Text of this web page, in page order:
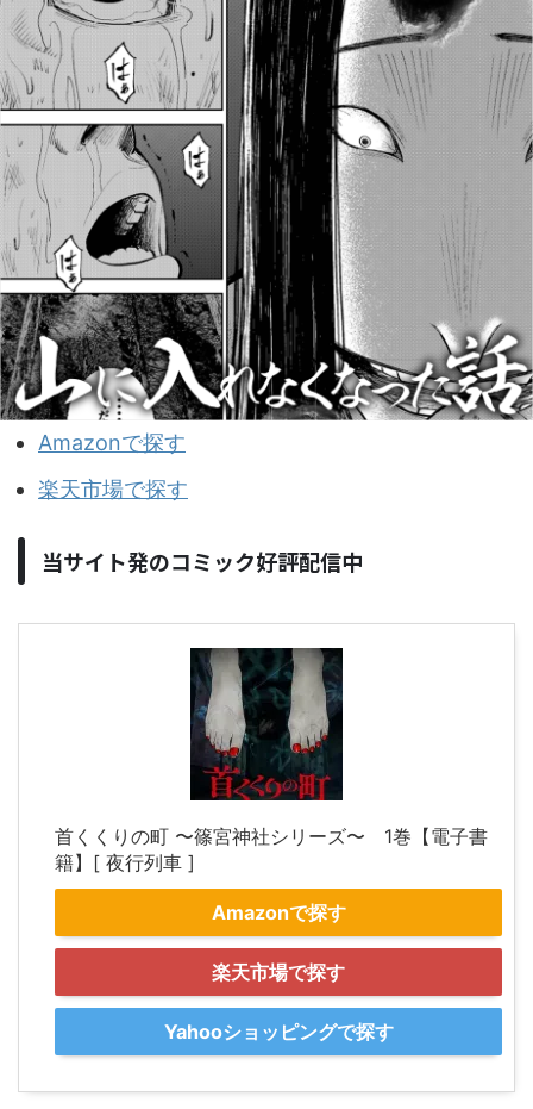
Amazonで探す
楽天市場で探す
当サイト発のコミック好評配信中
首くくりの町 〜篠宮神社シリーズ〜 1巻【電子書
籍】[ 夜行列車 ]
Amazonで探す
楽天市場で探す
Yahooショッピングで探す